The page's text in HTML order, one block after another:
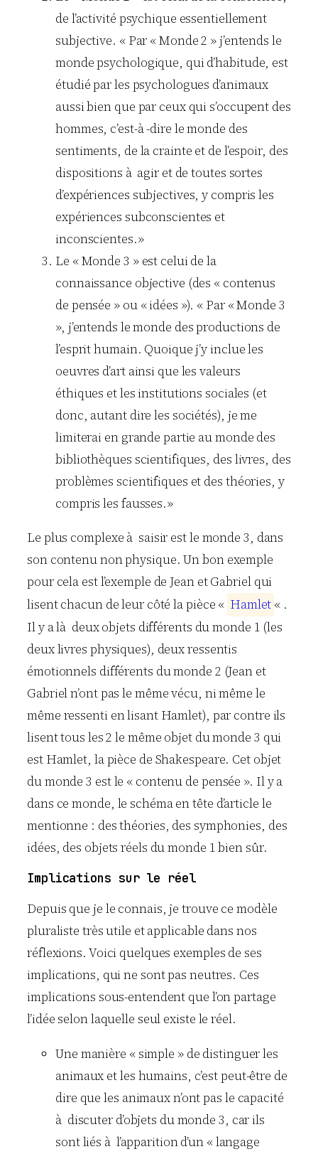
de l’activité psychique essentiellement
subjective. « Par « Monde 2 » j’entends le
monde psychologique, qui d’habitude, est
étudié par les psychologues d’animaux
aussi bien que par ceux qui s’occupent des
hommes, c’est-à -dire le monde des
sentiments, de la crainte et de l’espoir, des
dispositions à agir et de toutes sortes
d’expériences subjectives, y compris les
expériences subconscientes et
inconscientes.»
Le « Monde 3 » est celui de la
connaissance objective (des « contenus
de pensée » ou « idées »). « Par « Monde 3
», j’entends le monde des productions de
l’esprit humain. Quoique j’y inclue les
oeuvres d’art ainsi que les valeurs
éthiques et les institutions sociales (et
donc, autant dire les sociétés), je me
limiterai en grande partie au monde des
bibliothèques scientifiques, des livres, des
problèmes scientifiques et des théories, y
compris les fausses.»
Le plus complexe à saisir est le monde 3, dans
son contenu non physique. Un bon exemple
pour cela est l’exemple de Jean et Gabriel qui
lisent chacun de leur côté la pièce « Hamlet « .
Il y a là deux objets différents du monde 1 (les
deux livres physiques), deux ressentis
émotionnels différents du monde 2 (Jean et
Gabriel n’ont pas le même vécu, ni même le
même ressenti en lisant Hamlet), par contre ils
lisent tous les 2 le même objet du monde 3 qui
est Hamlet, la pièce de Shakespeare. Cet objet
du monde 3 est le « contenu de pensée ». Il y a
dans ce monde, le schéma en tête d’article le
mentionne : des théories, des symphonies, des
idées, des objets réels du monde 1 bien sûr.
Implications sur le réel
Depuis que je le connais, je trouve ce modèle
pluraliste très utile et applicable dans nos
réflexions. Voici quelques exemples de ses
implications, qui ne sont pas neutres. Ces
implications sous-entendent que l’on partage
l’idée selon laquelle seul existe le réel.
Une manière « simple » de distinguer les
animaux et les humains, c’est peut-être de
dire que les animaux n’ont pas le capacité
à discuter d’objets du monde 3, car ils
sont liés à l’apparition d’un « langage